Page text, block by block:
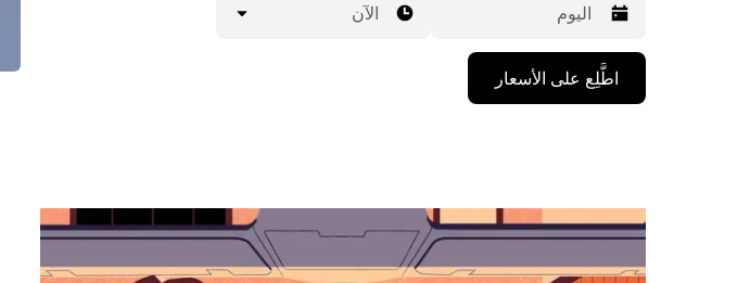
اضغط
على
مفتاح
التقويم
واختيار
اضغط
الآن
اطَّلِع على الأسعار